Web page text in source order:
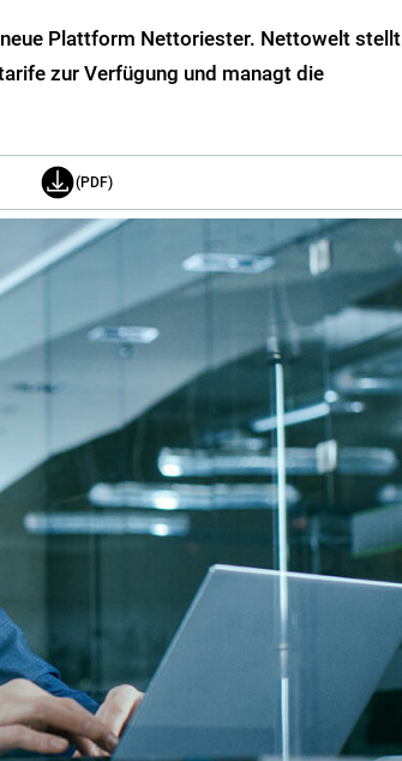
Plattform Nettoriester. Nettowelt stellt
zur Verfügung und managt die
(PDF)